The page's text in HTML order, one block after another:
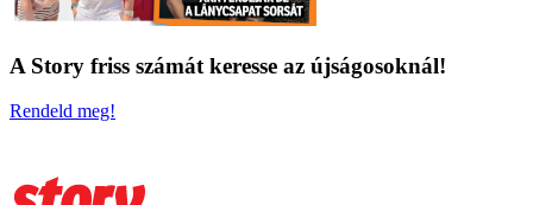
A Story friss számát keresse az újságosoknál!
Rendeld meg!